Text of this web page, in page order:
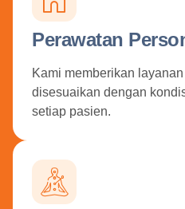
Perawatan
Kami memberikan
disesuaikan dengan
setiap pasien.